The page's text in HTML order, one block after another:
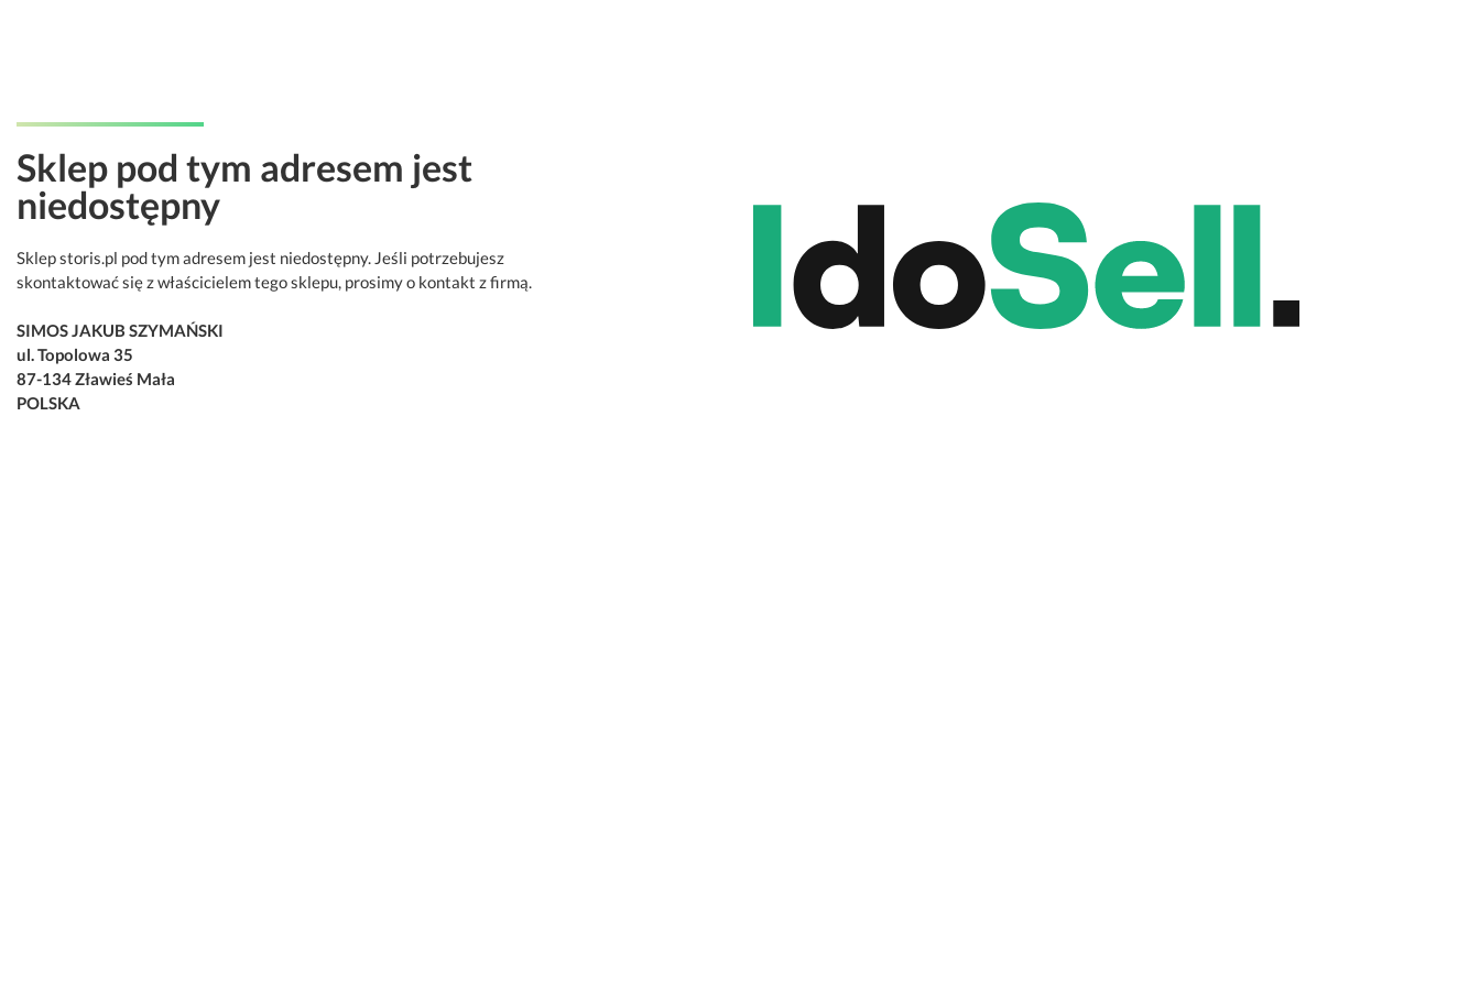
Sklep pod tym adresem jest
niedostępny
Sklep storis.pl pod tym adresem jest niedostępny. Jeśli potrzebujesz
skontaktować się z właścicielem tego sklepu, prosimy o kontakt z firmą.
SIMOS JAKUB SZYMAŃSKI
ul. Topolowa 35
87-134 Zławieś Mała
POLSKA